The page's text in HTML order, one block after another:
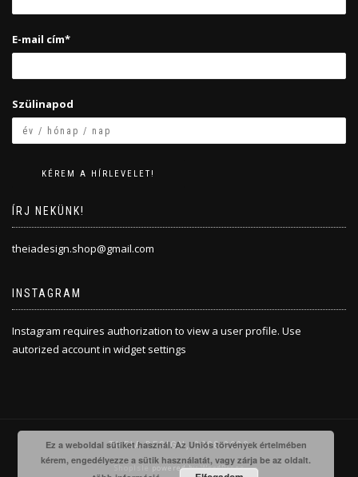
E-mail cím*
Szülinapod
ÍRJ NEKÜNK!
theiadesign.shop@gmail.com
INSTAGRAM
Instagram requires authorization to view a user profile. Use
autorized account in widget settings
THEIA DESIGN, 2008-2020
powered byWordPress
Ez a weboldal sütiket használ. Az Uniós törvények értelmében
kérem, engedélyezze a sütik használatát, vagy zárja be az oldalt.